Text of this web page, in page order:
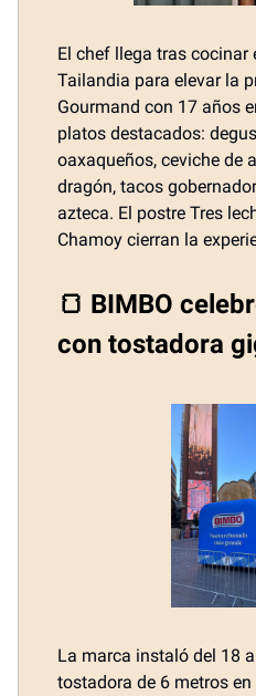
El chef llega tras
Tailandia para elevar la
Gourmand con 17 años
platos destacados:
oaxaqueños, ceviche de
dragón, tacos
azteca. El postre Tres
Chamoy cierran la
🍞 BIMBO
con tostadora
La marca instaló del 18
tostadora de 6 metros